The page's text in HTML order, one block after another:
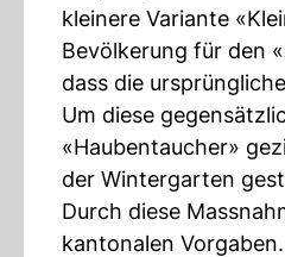
kleinere Variante
Bevölkerung für den
dass die
Um diese
«Haubentaucher»
der Wintergarten
Durch diese
kantonalen